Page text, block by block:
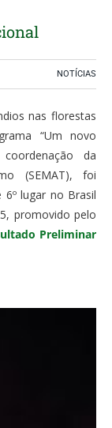
NOTÍCIAS
nas florestas
“Um novo
da
(SEMAT), foi
lugar no Brasil
promovido pelo
Preliminar